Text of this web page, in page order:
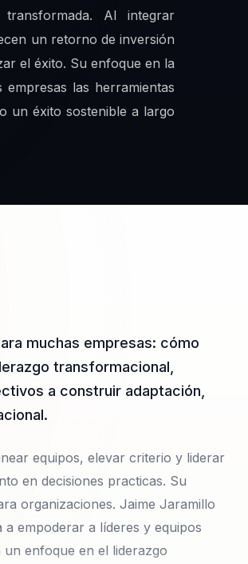
Al integrar
un retorno de inversión
el éxito. Su enfoque en la
las herramientas
un éxito sostenible a largo
muchas empresas: cómo
transformacional,
a construir adaptación,
equipos, elevar criterio y liderar
en decisiones practicas. Su
organizaciones. Jaime Jaramillo
empoderar a líderes y equipos
enfoque en el liderazgo